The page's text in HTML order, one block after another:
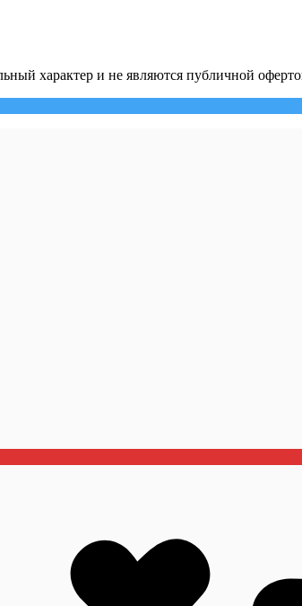
характер и не являются публичной